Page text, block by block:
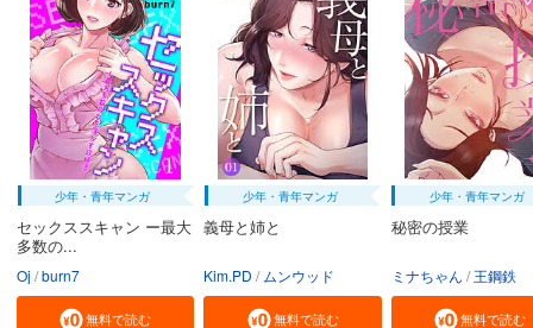
少年・青年マンガ
セックススキャン ー最大
多数の...
Oj burn7
無料で読む
少年・青年マンガ
義母と姉と
Kim.PD ムンウッド
無料で読む
少年・青年マンガ
秘密の授業
ミナちゃん 王鋼鉄
無料で読む